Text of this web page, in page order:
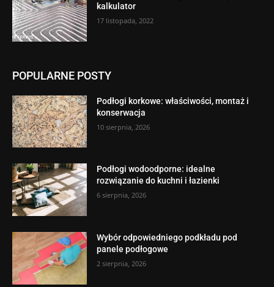
kalkulator
17 listopada, 2022
POPULARNE POSTY
Podłogi korkowe: właściwości, montaż i
konserwacja
10 sierpnia, 2026
Podłogi wodoodporne: idealne
rozwiązanie do kuchni i łazienki
6 sierpnia, 2026
Wybór odpowiedniego podkładu pod
panele podłogowe
2 sierpnia, 2026